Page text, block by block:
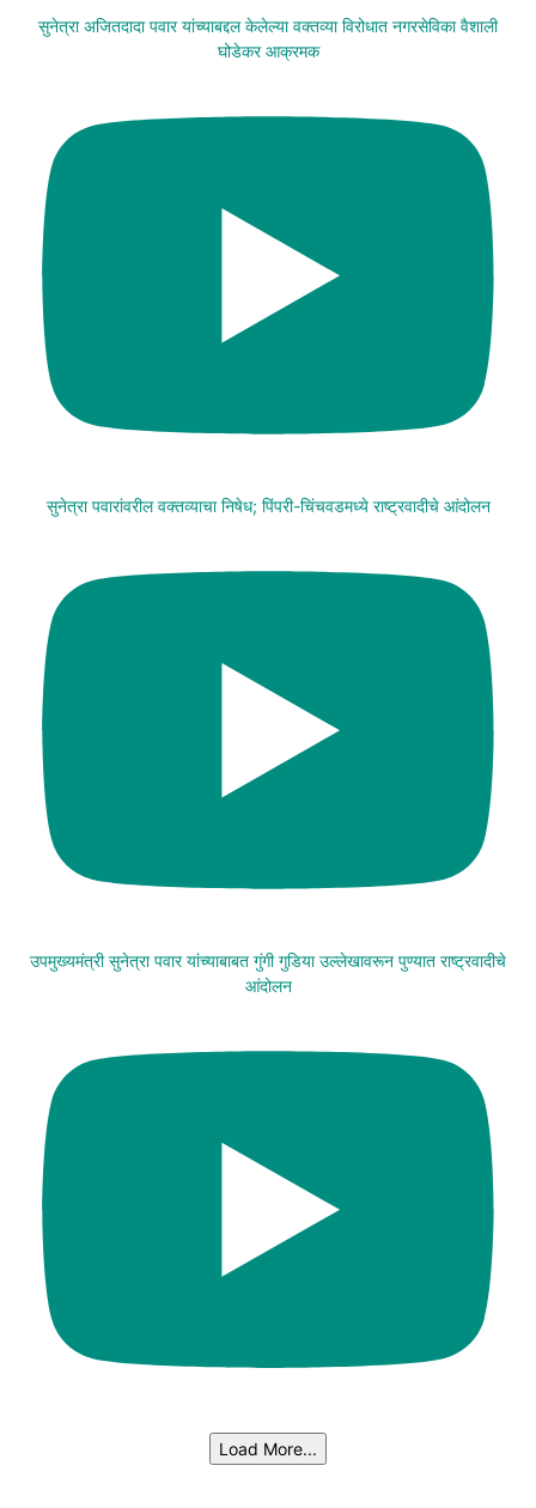
सुनेत्रा अजितदादा पवार यांच्याबद्दल केलेल्या वक्तव्या विरोधात नगरसेविका वैशाली
घोडेकर आक्रमक
सुनेत्रा पवारांवरील वक्तव्याचा निषेध; पिंपरी-चिंचवडमध्ये राष्ट्रवादीचे आंदोलन
उपमुख्यमंत्री सुनेत्रा पवार यांच्याबाबत गुंगी गुडिया उल्लेखावरून पुण्यात राष्ट्रवादीचे
आंदोलन
Load More...